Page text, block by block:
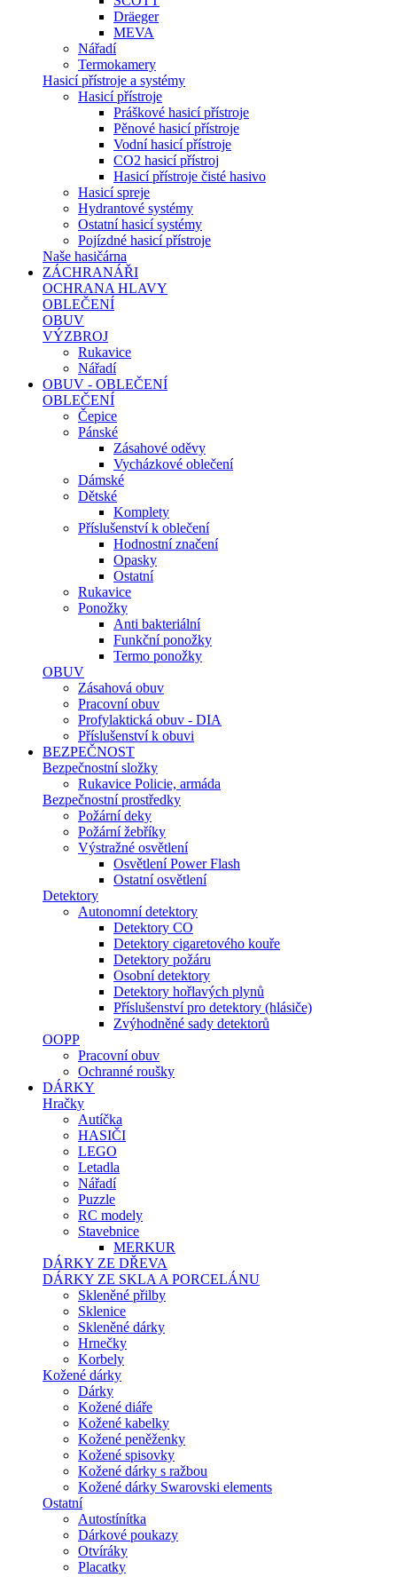
Dräeger
MEVA
Nářadí
Termokamery
Hasicí přístroje a systémy
Hasicí přístroje
Práškové hasicí přístroje
Pěnové hasicí přístroje
Vodní hasicí přístroje
CO2 hasicí přístroj
Hasicí přístroje čisté hasivo
Hasicí spreje
Hydrantové systémy
Ostatní hasicí systémy
Pojízdné hasicí přístroje
Naše hasičárna
ZÁCHRANÁŘI
OCHRANA HLAVY
OBLEČENÍ
OBUV
VÝZBROJ
Rukavice
Nářadí
OBUV - OBLEČENÍ
OBLEČENÍ
Čepice
Pánské
Zásahové oděvy
Vycházkové oblečení
Dámské
Dětské
Komplety
Příslušenství k oblečení
Hodnostní značení
Opasky
Ostatní
Rukavice
Ponožky
Anti bakteriální
Funkční ponožky
Termo ponožky
OBUV
Zásahová obuv
Pracovní obuv
Profylaktická obuv - DIA
Příslušenství k obuvi
BEZPEČNOST
Bezpečnostní složky
Rukavice Policie, armáda
Bezpečnostní prostředky
Požární deky
Požární žebříky
Výstražné osvětlení
Osvětlení Power Flash
Ostatní osvětlení
Detektory
Autonomní detektory
Detektory CO
Detektory cigaretového kouře
Detektory požáru
Osobní detektory
Detektory hořlavých plynů
Příslušenství pro detektory (hlásiče)
Zvýhodněné sady detektorů
OOPP
Pracovní obuv
Ochranné roušky
DÁRKY
Hračky
Autíčka
HASIČI
LEGO
Letadla
Nářadí
Puzzle
RC modely
Stavebnice
MERKUR
DÁRKY ZE DŘEVA
DÁRKY ZE SKLA A PORCELÁNU
Skleněné přilby
Sklenice
Skleněné dárky
Hrnečky
Korbely
Kožené dárky
Dárky
Kožené diáře
Kožené kabelky
Kožené peněženky
Kožené spisovky
Kožené dárky s ražbou
Kožené dárky Swarovski elements
Ostatní
Autostínítka
Dárkové poukazy
Otvíráky
Placatky